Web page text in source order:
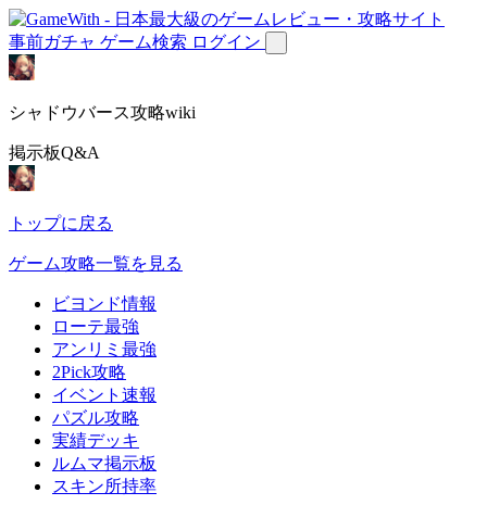
事前ガチャ ゲーム検索 ログイン
シャドウバース攻略wiki
掲示板Q&A
トップに戻る
ゲーム攻略一覧を見る
ビヨンド情報
ローテ最強
アンリミ最強
2Pick攻略
イベント速報
パズル攻略
実績デッキ
ルムマ掲示板
スキン所持率